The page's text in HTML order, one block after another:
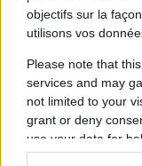
objectifs sur la
utilisons vos
Please note that
services and may
not limited to your
grant or deny
use your data for
consent section.